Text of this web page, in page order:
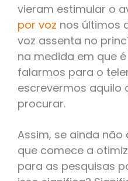
vieram estimular o
por voz nos últimos
voz assenta no
na medida em que
falarmos para o
escrevermos aquilo
procurar.
Assim, se ainda
que comece a
para as pesquisas